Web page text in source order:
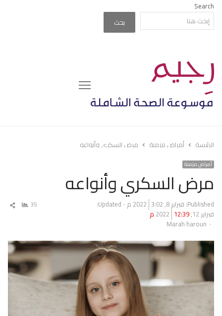
Search
بحث
Menu
الرئيسة أمراض مزمنة مرض السكري وأنواعه
أمراض مزمنة
مرض السكري وأنواعه
Published: فبراير 8, 2022 3:02 م
Updated:
فبراير 12, 2022
12:39 م
Author
Marah haroun
35